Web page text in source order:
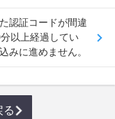
認証コードが間違
以上経過してい
みに進めません。
る